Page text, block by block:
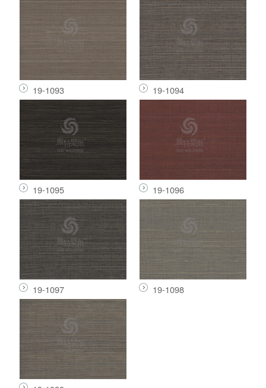
19-1093 19-1094
19-1095 19-1096
19-1097 19-1098